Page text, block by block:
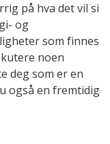
på hva det vil si
og
som finnes
noen
deg som er en
også en fremtidig